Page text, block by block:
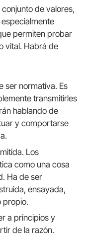
de valores,
permiten probar
vital. Habrá de
ser normativa. Es
transmitirles
hablando de
y comportarse
Los
como una cosa
Ha de ser
ensayada,
propio.
a principios y
de la razón.